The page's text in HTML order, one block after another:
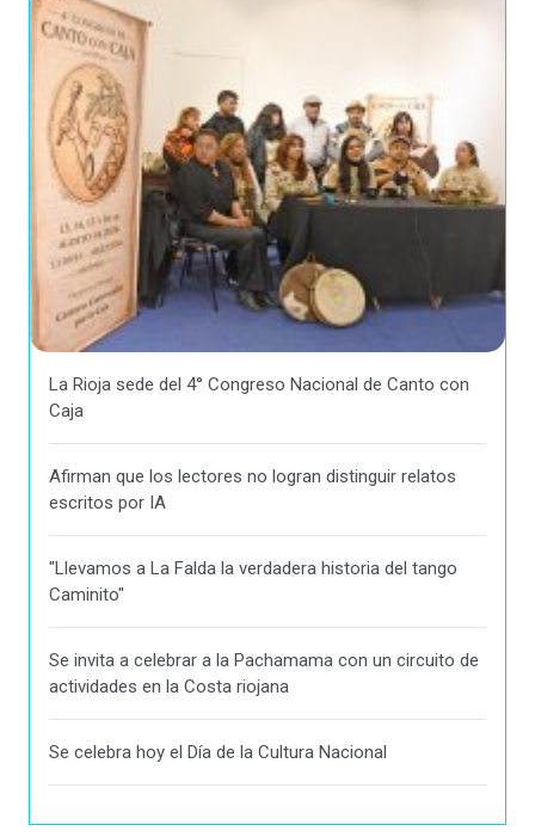
La Rioja sede del 4° Congreso Nacional de Canto con
Caja
Afirman que los lectores no logran distinguir relatos
escritos por IA
"Llevamos a La Falda la verdadera historia del tango
Caminito"
Se invita a celebrar a la Pachamama con un circuito de
actividades en la Costa riojana
Se celebra hoy el Día de la Cultura Nacional